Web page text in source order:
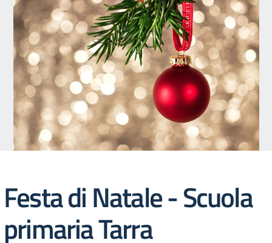
Festa di Natale - Scuola
primaria Tarra